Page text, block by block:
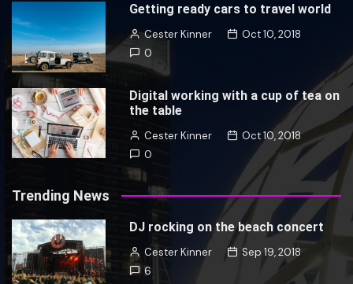
Getting ready cars to travel world
Cester Kinner
Oct 10, 2018
0
Digital working with a cup of tea on
the table
Cester Kinner
Oct 10, 2018
0
Trending News
DJ rocking on the beach concert
Cester Kinner
Sep 19, 2018
6